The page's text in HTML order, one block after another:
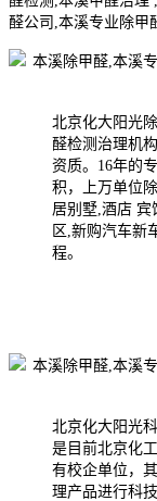
醛公司,本溪专业除甲
北京化大阳光
醛检测治理机
资质。16年的
积，上万单位
居别墅,酒店 宾
区,新购汽车新
程。
北京化大阳光
是目前北京化
有校企单位，
理产品进行科